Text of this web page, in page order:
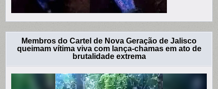
Membros do Cartel de Nova Geração de Jalisco
queimam vítima viva com lança-chamas em ato de
brutalidade extrema